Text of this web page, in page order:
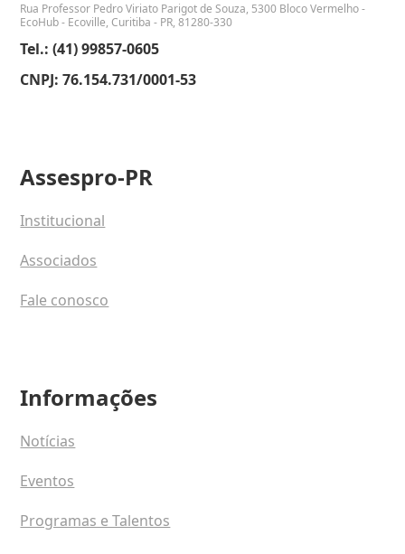
Rua Professor Pedro Viriato Parigot de Souza, 5300 Bloco Vermelho -
EcoHub - Ecoville, Curitiba - PR, 81280-330
Tel.: (41) 99857-0605
CNPJ: 76.154.731/0001-53
Assespro-PR
Institucional
Associados
Fale conosco
Informações
Notícias
Eventos
Programas e Talentos